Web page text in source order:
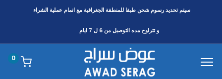
سيتم تحديد رسوم شحن طبقا للمنطقةالجغرافية مع اتمام عملية الشراء
و تتراوح مده التوصيل من 6 ل 7 ايام
0